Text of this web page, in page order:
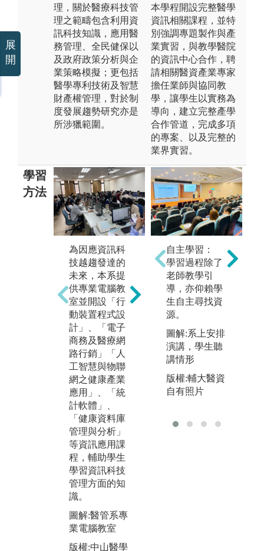
理，關於醫療科技管
理之範疇包含利用資
訊科技知識，應用醫
務管理、全民健保以
及政府政策分析與企
業策略模擬；更包括
醫學專利技術及智慧
財產權管理，對於制
度發展趨勢研究亦是
所涉獵範圍。
本學程開設完整醫學
資訊相關課程，並特
別強調專題製作與產
業實習，與教學醫院
的資訊中心合作，聘
請相關醫資產業專家
擔任業師與協同教
學，讓學生以實務為
導向，建立完整產學
合作管道，完成多項
的專案、以及完整的
業界實習。
學習
方法
為因應資訊科
技越趨發達的
未來，本系提
供專業電腦教
室並開設「行
動裝置程式設
計」、「電子
商務及醫療網
路行銷」「人
工智慧與物聯
網之健康產業
應用」、「統
計軟體」、
「健康資料庫
管理與分析」
等資訊應用課
程，輔助學生
學習資訊科技
管理方面的知
識。
圖解:醫管系專
業電腦教室
版權:中山醫學
實習除了印證
在校所學的知
可讓學生提前
瞭解、學習就
業場域所需的
實務技能，本
系除了開授一
康保險、病歷
自主學習：
學習過程除了
老師教學引
導，亦仰賴學
生自主尋找資
源。
圖解:系上安排
演講，學生聽
講情形
版權:輔大醫資
自有照片
展
開